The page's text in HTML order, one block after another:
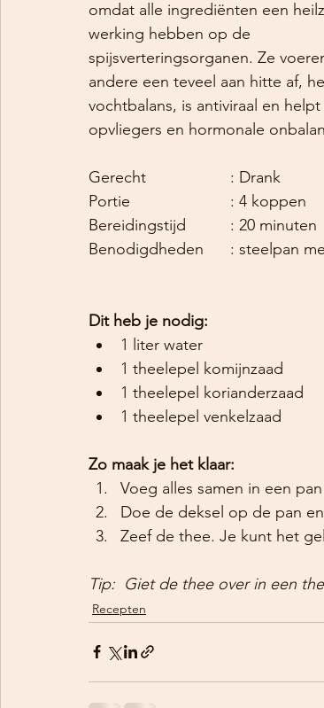
omdat alle ingrediënten een
werking hebben op de
spijsverteringsorganen. Ze
andere een teveel aan hitte af,
vochtbalans, is antiviraal en
opvliegers en hormonale
Gerecht			: Drank
Portie			: 4 koppen
Bereidingstijd		: 20 minuten
Benodigdheden	:
Dit heb je nodig:
1 liter water
1 theelepel komijnzaad
1 theelepel korianderzaad
1 theelepel venkelzaad
Zo maak je het klaar:
Voeg alles samen in een
Doe de deksel op de pan
Zeef de thee. Je kunt het
Tip:  Giet de thee over in een
Recepten